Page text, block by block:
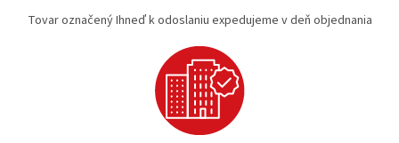
v
p
i
s
u
Tovar označený Ihneď k odoslaniu expedujeme v deň objednania